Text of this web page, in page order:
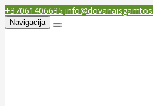
+37061406635
Navigacija